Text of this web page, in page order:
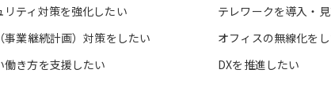
リティ対策を強化したい テレワークを導入・
事業継続計画）対策をしたい オフィスの無線化を
働き方を支援したい DXを推進したい